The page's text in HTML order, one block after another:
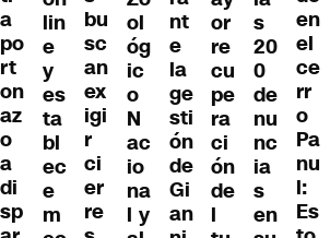
a
po
rt
on
az
o
a
di
sp
lin
e
y
es
ta
bl
ec
e
m
bu
sc
an
ex
igi
r
ci
er
re
ol
óg
ic
o
N
ac
io
na
l y
nt
e
la
ge
sti
ón
de
Gi
an
or
re
cu
pe
ra
ci
ón
de
l
s
20
0
de
nu
nc
ia
s
en
en
el
ce
rr
o
Pa
nu
l:
Es